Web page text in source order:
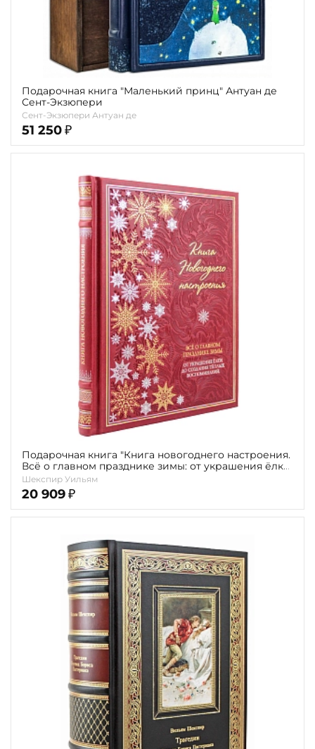
Подарочная книга "Маленький принц" Антуан де
Сент-Экзюпери
Сент-Экзюпери Антуан де
51 250 ₽
Подарочная книга "Книга новогоднего настроения.
Всё о главном празднике зимы: от украшения ёлки
до создания тёплых воспоминаний"
Шекспир Уильям
20 909 ₽